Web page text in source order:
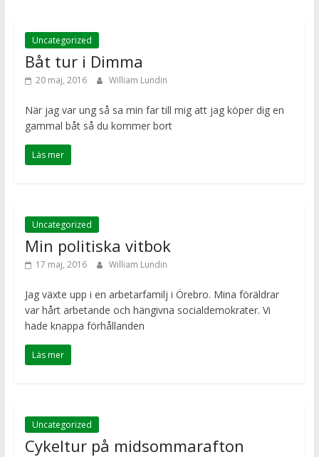
Uncategorized
Båt tur i Dimma
20 maj, 2016 William Lundin
När jag var ung så sa min far till mig att jag köper dig en
gammal båt så du kommer bort
Läs mer
Uncategorized
Min politiska vitbok
17 maj, 2016 William Lundin
Jag växte upp i en arbetarfamilj i Örebro. Mina föräldrar
var hårt arbetande och hängivna socialdemokrater. Vi
hade knappa förhållanden
Läs mer
Uncategorized
Cykeltur på midsommarafton